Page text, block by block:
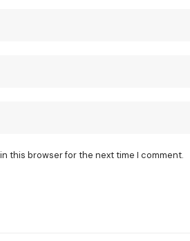
this browser for the next time I comment.